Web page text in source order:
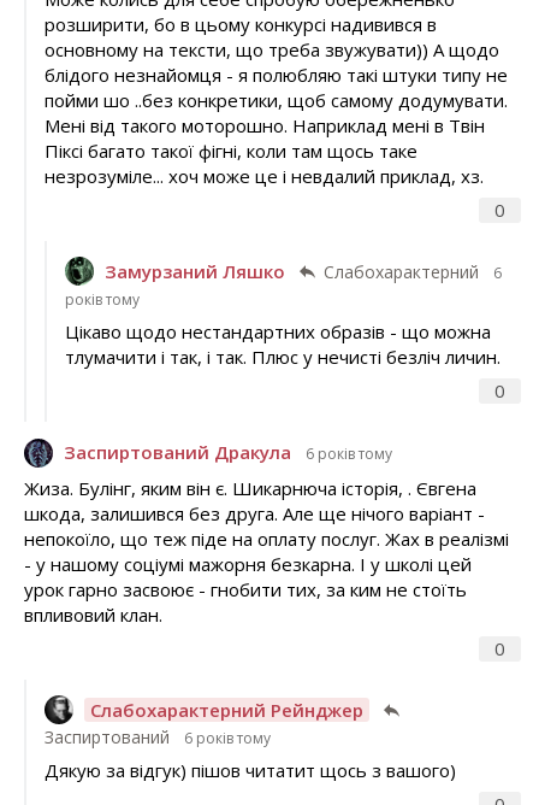
0
розширити, бо в цьому конкурсі надивився в
основному на тексти, що треба звужувати)) А щодо
блідого незнайомця - я полюбляю такі штуки типу не
пойми шо ..без конкретики, щоб самому додумувати.
Мені від такого моторошно. Наприклад мені в Твін
Піксі багато такої фігні, коли там щось таке
незрозуміле... хоч може це і невдалий приклад, хз.
Замурзаний Ляшко Слабохарактерний
6
років тому
0
Цікаво щодо нестандартних образів - що можна
тлумачити і так, і так. Плюс у нечисті безліч личин.
Заспиртований Дракула 6 років тому
0
Жиза. Булінг, яким він є. Шикарнюча історія, . Євгена
шкода, залишився без друга. Але ще нічого варіант -
непокоїло, що теж піде на оплату послуг. Жах в реалізмі
- у нашому соціумі мажорня безкарна. І у школі цей
урок гарно засвоює - гнобити тих, за ким не стоїть
впливовий клан.
Слабохарактерний Рейнджер
Заспиртований 6 років тому
Дякую за відгук) пішов читатит щось з вашого)